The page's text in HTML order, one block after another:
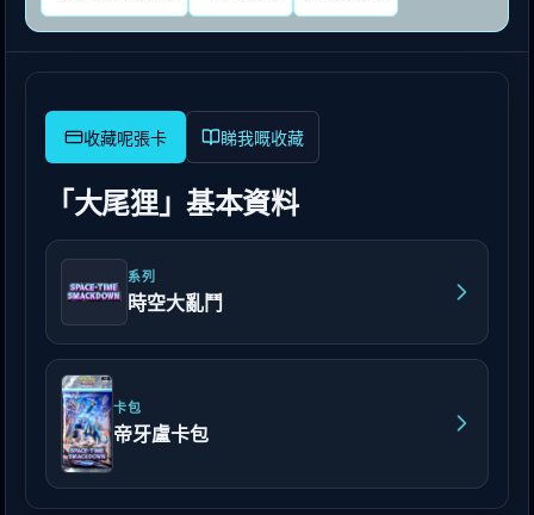
睇我嘅收藏
「大尾狸」基本資料
系列
時空大亂鬥
卡包
帝牙盧卡包